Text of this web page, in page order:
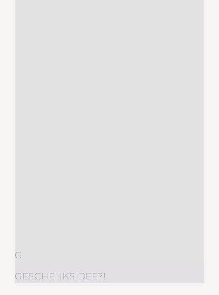
G
GESCHENKSIDEE?!